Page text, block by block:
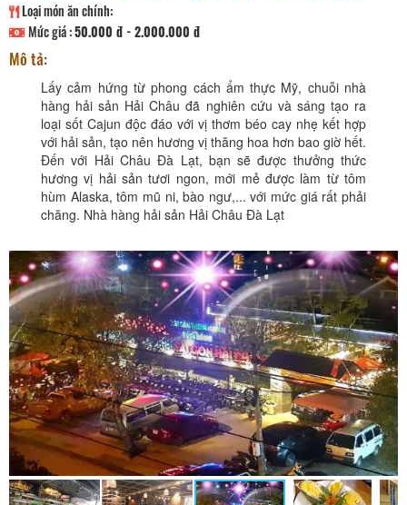
Loại món ăn chính:
Mức giá :50.000 đ - 2.000.000 đ
Mô tả:
Lấy cảm hứng từ phong cách ẩm thực Mỹ, chuỗi nhà
hàng hải sản Hải Châu đã nghiên cứu và sáng tạo ra
loại sốt Cajun độc đáo với vị thơm béo cay nhẹ kết hợp
với hải sản, tạo nên hương vị thăng hoa hơn bao giờ hết.
Đến với Hải Châu Đà Lạt, bạn sẽ được thưởng thức
hương vị hải sản tươi ngon, mới mẻ được làm từ tôm
hùm Alaska, tôm mũ ni, bào ngư,... với mức giá rất phải
chăng. Nhà hàng hải sản Hải Châu Đà Lạt